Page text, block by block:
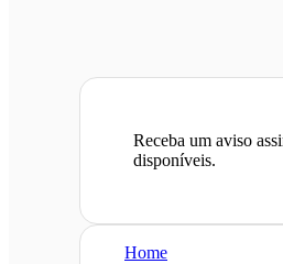
Receba um aviso
disponíveis.
Home